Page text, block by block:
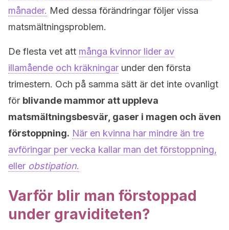
månader. Med dessa förändringar följer vissa
matsmältningsproblem.
De flesta vet att många kvinnor lider av
illamående och kräkningar under den första
trimestern. Och på samma sätt är det inte ovanligt
för blivande mammor att uppleva
matsmältningsbesvär, gaser i magen och även
förstoppning. När en kvinna har mindre än tre
avföringar per vecka kallar man det förstoppning,
eller obstipation.
Varför blir man förstoppad
under graviditeten?